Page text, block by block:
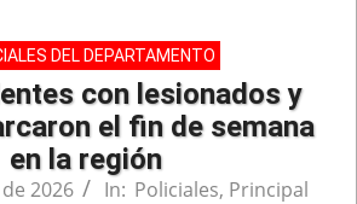
DEL DEPARTAMENTO
con lesionados y
el fin de semana
en la región
2026 In: Policiales, Principal